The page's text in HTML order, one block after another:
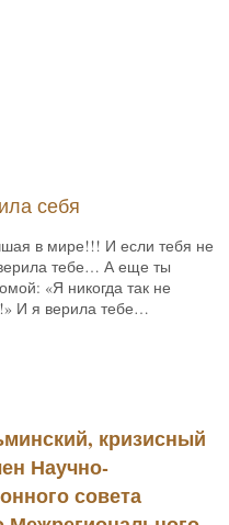
себя
в мире!!! И если тебя не
тебе… А еще ты
«Я никогда так не
И я верила тебе…
кризисный
Научно-
совета